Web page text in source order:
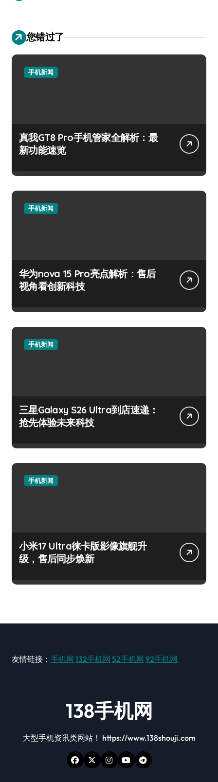
您错过了
手机新闻
真我GT8 Pro手机管家全解析：最
新功能速览
手机新闻
华为nova 15 Pro亮点解析：售后
视角看创新科技
手机新闻
三星Galaxy S26 Ultra到店速递：
抢先体验未来科技
手机新闻
小米17 Ultra徕卡版影像旗舰升
级，售后同步焕新
友情链接： 手机网 132手机网 52手机网 92手机网
138手机网
大型手机资讯类网站！ https://www.138shouji.com